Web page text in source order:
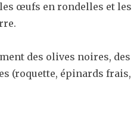
œufs en rondelles et les
des olives noires, des
(roquette, épinards frais,